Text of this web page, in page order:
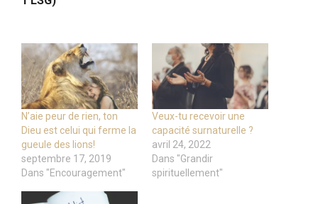
N’aie peur de rien, ton
Dieu est celui qui ferme la
gueule des lions!
septembre 17, 2019
Dans "Encouragement"
Veux-tu recevoir une
capacité surnaturelle ?
avril 24, 2022
Dans "Grandir
spirituellement"